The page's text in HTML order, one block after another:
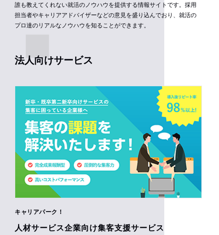
誰も教えてくれない就活のノウハウを提供する情報サイトです。採用
担当者やキャリアアドバイザーなどの意見を盛り込んでおり、就活の
プロ達のリアルなノウハウを知ることができます。
法人向けサービス
キャリアパーク！
人材サービス企業向け集客支援サービス